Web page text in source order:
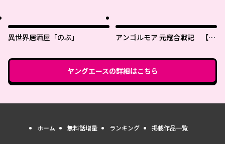
異世界居酒屋「のぶ」
アンゴルモア 元寇合戦記 【博
ヤングエースの詳細はこちら
ホーム 無料話増量 ランキング 掲載作品一覧